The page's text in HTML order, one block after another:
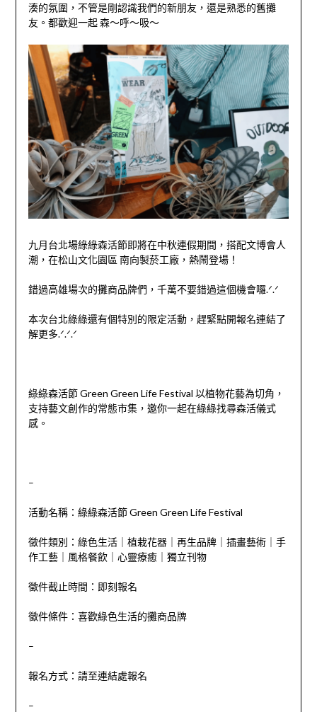
湊的氛圍，不管是剛認識我們的新朋友，還是熟悉的舊攤
友。都歡迎一起 森～呼～吸～
九月台北場綠綠森活節即將在中秋連假期間，搭配文博會人
潮，在松山文化園區 南向製菸工廠，熱鬧登場！
錯過高雄場次的攤商品牌們，千萬不要錯過這個機會囉.ᐟ.ᐟ
本次台北綠綠還有個特別的限定活動，趕緊點開報名連結了
解更多.ᐟ.ᐟ.ᐟ
綠綠森活節 Green Green Life Festival 以植物花藝為切角，
支持藝文創作的常態市集，邀你一起在綠綠找尋森活儀式
感。
–
活動名稱：綠綠森活節 Green Green Life Festival
徵件類別： 綠色生活｜植栽花器｜再生品牌｜插畫藝術｜手
作工藝｜風格餐飲｜心靈療癒｜獨立刊物
徵件截止時間：即刻報名
徵件條件：喜歡綠色生活的攤商品牌
–
報名方式：請至連結處報名
–